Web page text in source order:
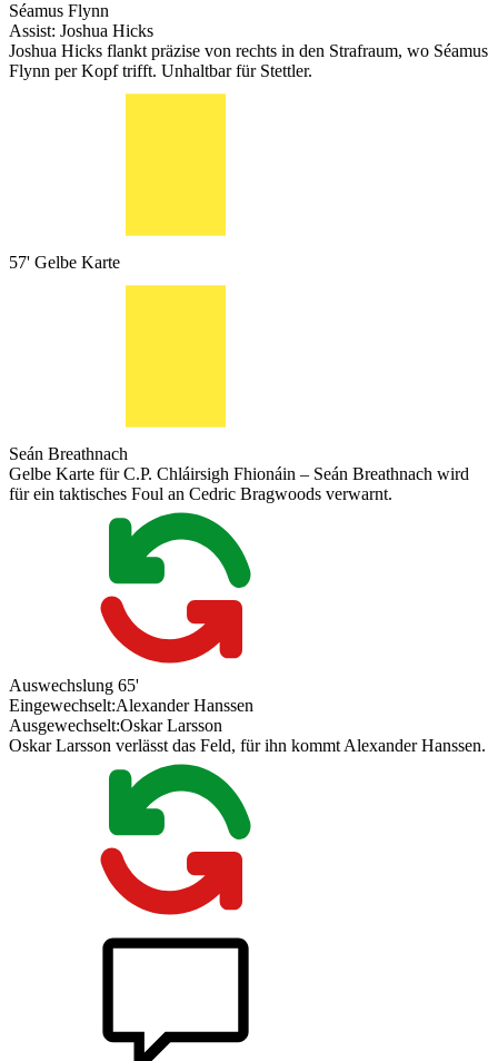
Séamus Flynn
Assist: Joshua Hicks
Joshua Hicks flankt präzise von rechts in den Strafraum, wo Séamus
Flynn per Kopf trifft. Unhaltbar für Stettler.
57' Gelbe Karte
Seán Breathnach
Gelbe Karte für C.P. Chláirsigh Fhionáin – Seán Breathnach wird
für ein taktisches Foul an Cedric Bragwoods verwarnt.
Auswechslung 65'
Eingewechselt:Alexander Hanssen
Ausgewechselt:Oskar Larsson
Oskar Larsson verlässt das Feld, für ihn kommt Alexander Hanssen.